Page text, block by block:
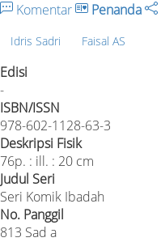
Komentar Penanda
Idris Sadri Faisal AS
Edisi
-
ISBN/ISSN
978-602-1128-63-3
Deskripsi Fisik
76p. : ill. : 20 cm
Judul Seri
Seri Komik Ibadah
No. Panggil
813 Sad a